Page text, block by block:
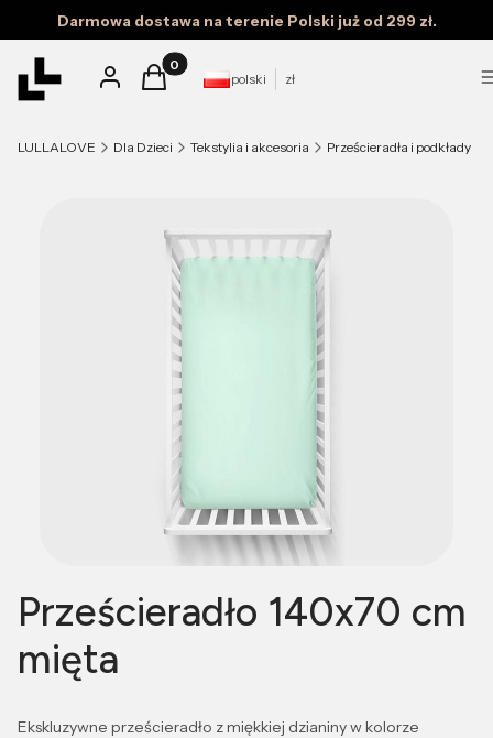
Darmowa dostawa na terenie Polski już od 299 zł.
Zaloguj sięProdukty w koszyku: 0. Zobacz szczegóły
Koszyk polski zł
LULLALOVE Dla Dzieci Tekstylia i akcesoria Prześcieradła i podkłady
Prześcieradło 140x70 cm
mięta
Ekskluzywne prześcieradło z miękkiej dzianiny w kolorze